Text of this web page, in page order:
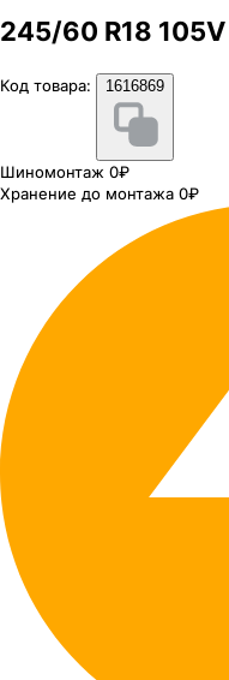
245/60 R18 105V
Код товара: 1616869
Шиномонтаж 0₽
Хранение до монтажа 0₽